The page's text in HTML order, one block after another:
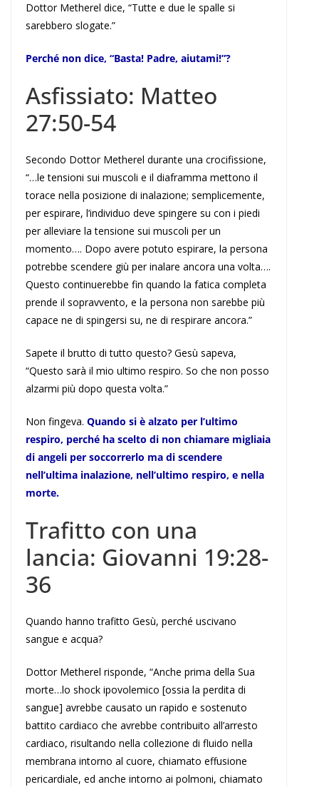
Dottor Metherel dice, “Tutte e due le spalle si
sarebbero slogate.”
Perché non dice, “Basta! Padre, aiutami!”?
Asfissiato: Matteo
27:50-54
Secondo Dottor Metherel durante una crocifissione,
“…le tensioni sui muscoli e il diaframma mettono il
torace nella posizione di inalazione; semplicemente,
per espirare, l’individuo deve spingere su con i piedi
per alleviare la tensione sui muscoli per un
momento…. Dopo avere potuto espirare, la persona
potrebbe scendere giù per inalare ancora una volta….
Questo continuerebbe fin quando la fatica completa
prende il sopravvento, e la persona non sarebbe più
capace ne di spingersi su, ne di respirare ancora.”
Sapete il brutto di tutto questo? Gesù sapeva,
“Questo sarà il mio ultimo respiro. So che non posso
alzarmi più dopo questa volta.”
Non fingeva. Quando si è alzato per l’ultimo
respiro, perché ha scelto di non chiamare migliaia
di angeli per soccorrerlo ma di scendere
nell’ultima inalazione, nell’ultimo respiro, e nella
morte.
Trafitto con una
lancia: Giovanni 19:28-
36
Quando hanno trafitto Gesù, perché uscivano
sangue e acqua?
Dottor Metherel risponde, “Anche prima della Sua
morte…lo shock ipovolemico [ossia la perdita di
sangue] avrebbe causato un rapido e sostenuto
battito cardiaco che avrebbe contribuito all’arresto
cardiaco, risultando nella collezione di fluido nella
membrana intorno al cuore, chiamato effusione
pericardiale, ed anche intorno ai polmoni, chiamato